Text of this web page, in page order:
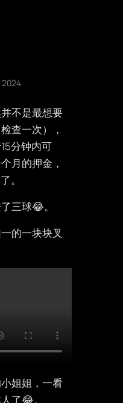
不是最想要
查一次），
分钟内可
月的押金，
。
三球😂。
的一块块叉
姐姐，一看
了😂。